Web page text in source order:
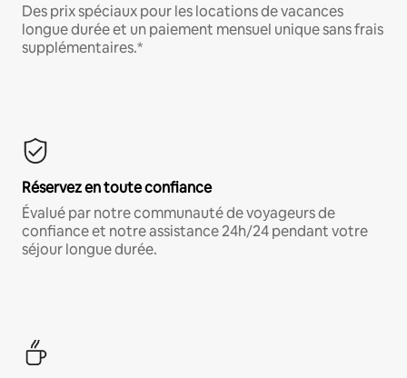
Des prix spéciaux pour les locations de vacances
longue durée et un paiement mensuel unique sans frais
supplémentaires.*
Réservez en toute confiance
Évalué par notre communauté de voyageurs de
confiance et notre assistance 24h/24 pendant votre
séjour longue durée.